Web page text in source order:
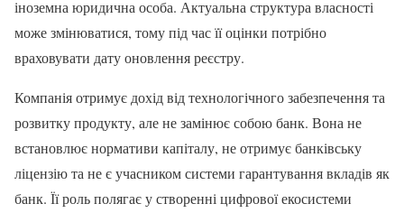
іноземна юридична особа. Актуальна структура власності
може змінюватися, тому під час її оцінки потрібно
враховувати дату оновлення реєстру.
Компанія отримує дохід від технологічного забезпечення та
розвитку продукту, але не замінює собою банк. Вона не
встановлює нормативи капіталу, не отримує банківську
ліцензію та не є учасником системи гарантування вкладів як
банк. Її роль полягає у створенні цифрової екосистеми